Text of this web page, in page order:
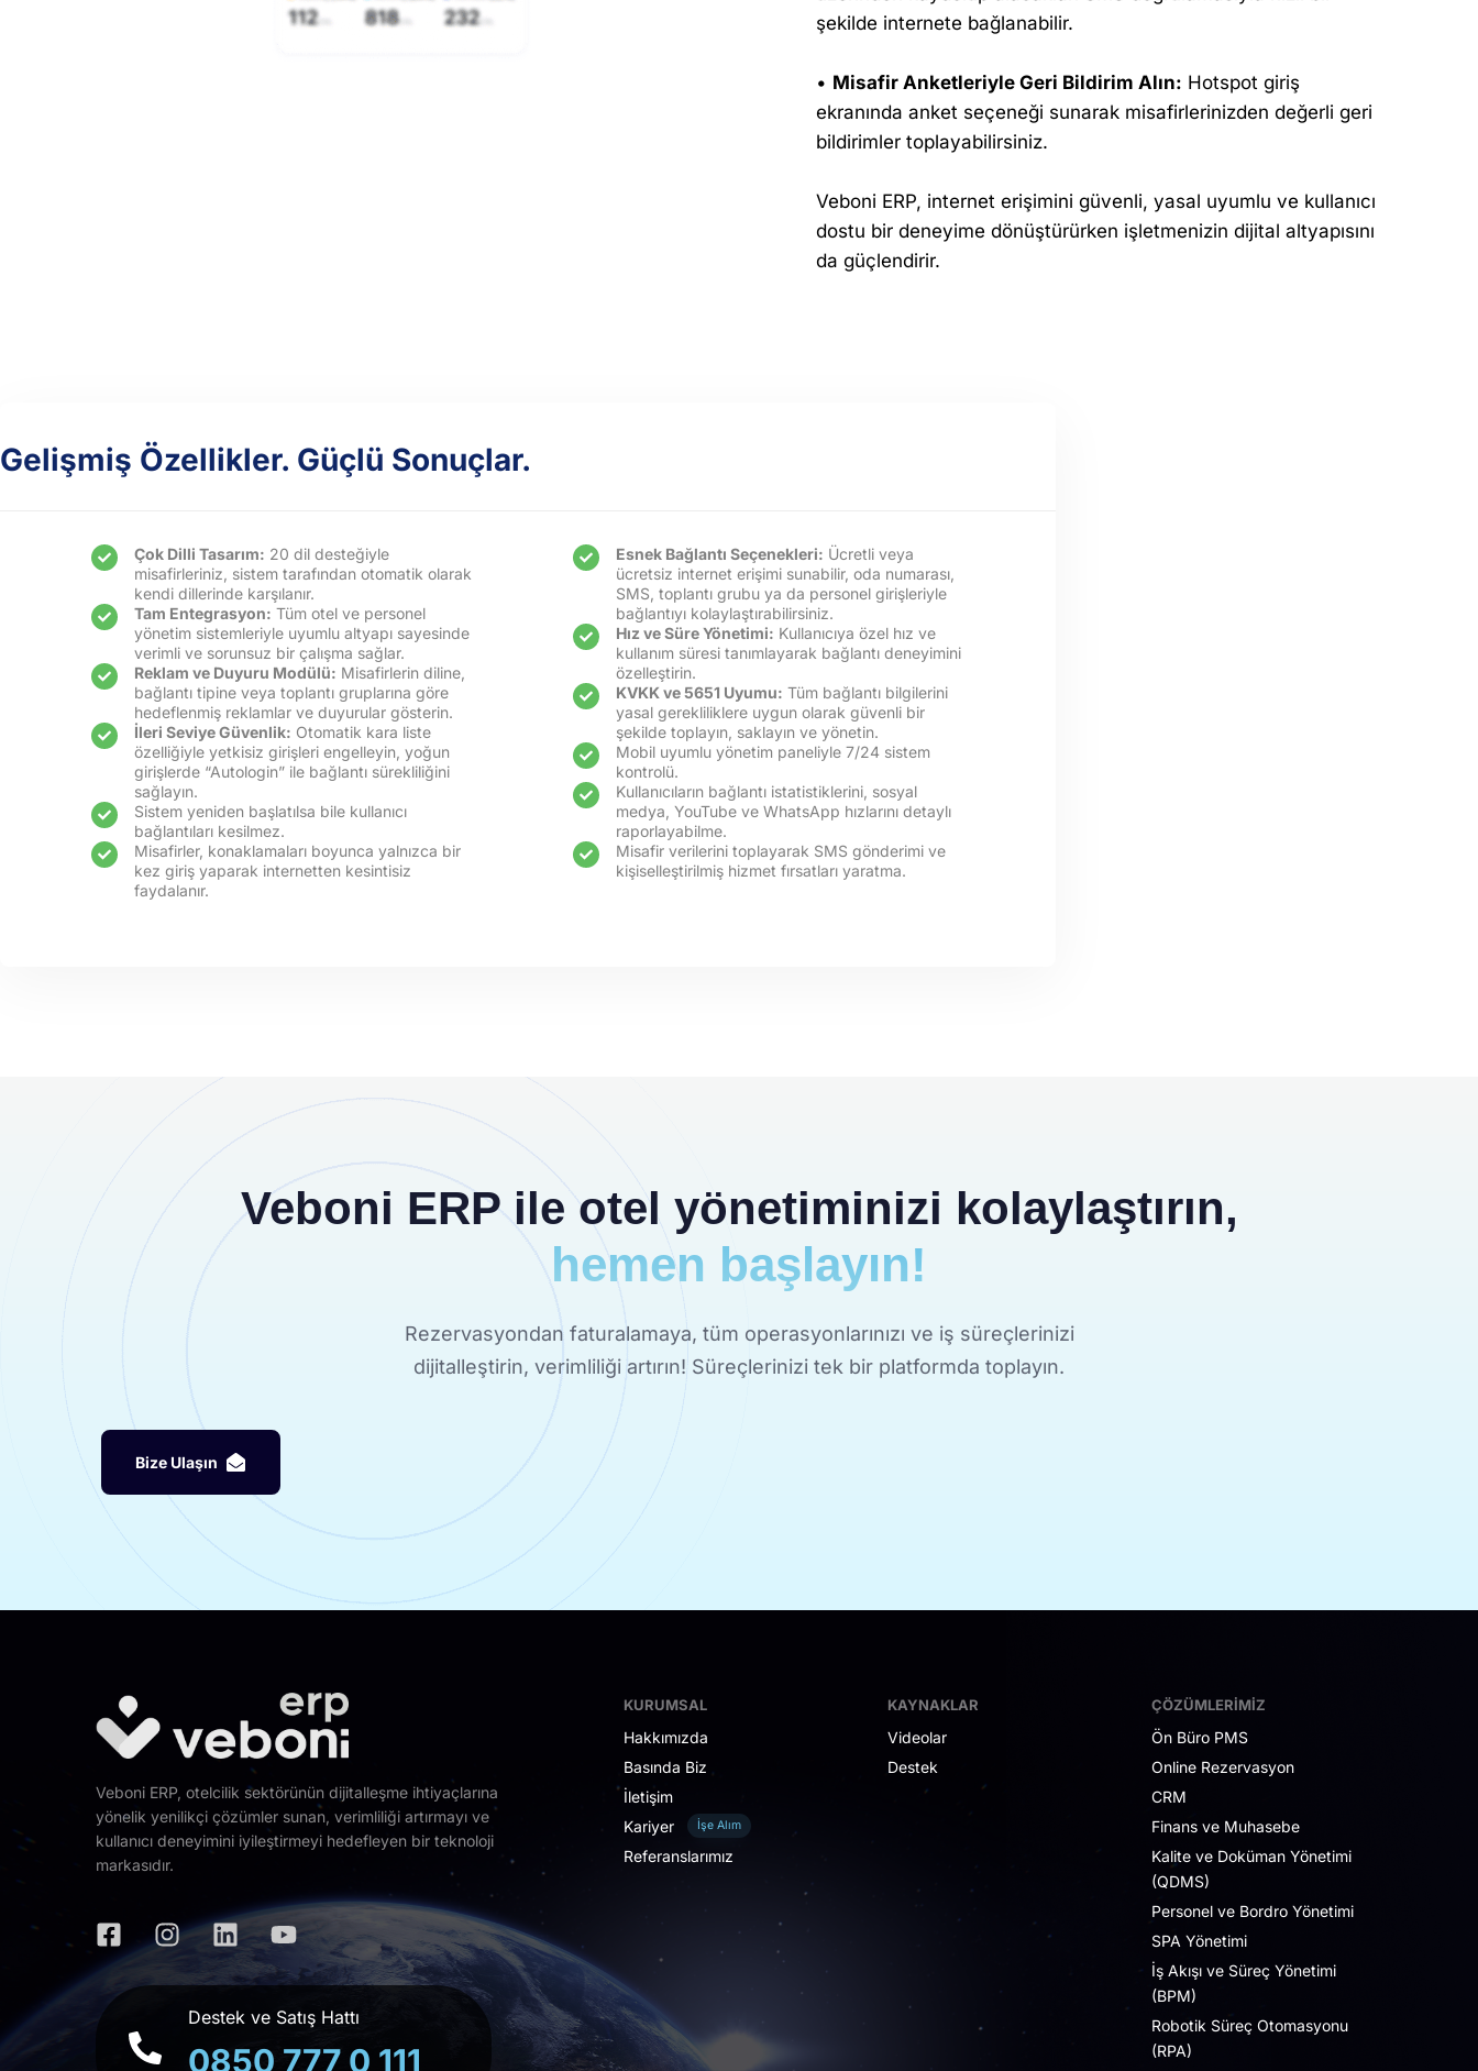
şekilde internete bağlanabilir.
• Misafir Anketleriyle Geri Bildirim Alın: Hotspot giriş
ekranında anket seçeneği sunarak misafirlerinizden değerli geri
bildirimler toplayabilirsiniz.
Veboni ERP, internet erişimini güvenli, yasal uyumlu ve kullanıcı
dostu bir deneyime dönüştürürken işletmenizin dijital altyapısını
da güçlendirir.
Gelişmiş Özellikler. Güçlü Sonuçlar.
Çok Dilli Tasarım: 20 dil desteğiyle
misafirleriniz, sistem tarafından otomatik olarak
kendi dillerinde karşılanır.
Tam Entegrasyon: Tüm otel ve personel
yönetim sistemleriyle uyumlu altyapı sayesinde
verimli ve sorunsuz bir çalışma sağlar.
Reklam ve Duyuru Modülü: Misafirlerin diline,
bağlantı tipine veya toplantı gruplarına göre
hedeflenmiş reklamlar ve duyurular gösterin.
İleri Seviye Güvenlik: Otomatik kara liste
özelliğiyle yetkisiz girişleri engelleyin, yoğun
girişlerde “Autologin” ile bağlantı sürekliliğini
sağlayın.
Sistem yeniden başlatılsa bile kullanıcı
bağlantıları kesilmez.
Misafirler, konaklamaları boyunca yalnızca bir
kez giriş yaparak internetten kesintisiz
faydalanır.
Esnek Bağlantı Seçenekleri: Ücretli veya
ücretsiz internet erişimi sunabilir, oda numarası,
SMS, toplantı grubu ya da personel girişleriyle
bağlantıyı kolaylaştırabilirsiniz.
Hız ve Süre Yönetimi: Kullanıcıya özel hız ve
kullanım süresi tanımlayarak bağlantı deneyimini
özelleştirin.
KVKK ve 5651 Uyumu: Tüm bağlantı bilgilerini
yasal gerekliliklere uygun olarak güvenli bir
şekilde toplayın, saklayın ve yönetin.
Mobil uyumlu yönetim paneliyle 7/24 sistem
kontrolü.
Kullanıcıların bağlantı istatistiklerini, sosyal
medya, YouTube ve WhatsApp hızlarını detaylı
raporlayabilme.
Misafir verilerini toplayarak SMS gönderimi ve
kişiselleştirilmiş hizmet fırsatları yaratma.
Veboni ERP ile otel yönetiminizi kolaylaştırın,
hemen başlayın!
Rezervasyondan faturalamaya, tüm operasyonlarınızı ve iş süreçlerinizi
dijitalleştirin, verimliliği artırın! Süreçlerinizi tek bir platformda toplayın.
Bize Ulaşın
Veboni ERP, otelcilik sektörünün dijitalleşme ihtiyaçlarına
yönelik yenilikçi çözümler sunan, verimliliği artırmayı ve
kullanıcı deneyimini iyileştirmeyi hedefleyen bir teknoloji
markasıdır.
Destek ve Satış Hattı
0850 777 0 111
KURUMSAL
Hakkımızda
Basında Biz
İletişim
Kariyer
İşe Alım
Referanslarımız
KAYNAKLAR
Videolar
Destek
ÇÖZÜMLERIMIZ
Ön Büro PMS
Online Rezervasyon
CRM
Finans ve Muhasebe
Kalite ve Doküman Yönetimi
(QDMS)
Personel ve Bordro Yönetimi
SPA Yönetimi
İş Akışı ve Süreç Yönetimi
(BPM)
Robotik Süreç Otomasyonu
(RPA)